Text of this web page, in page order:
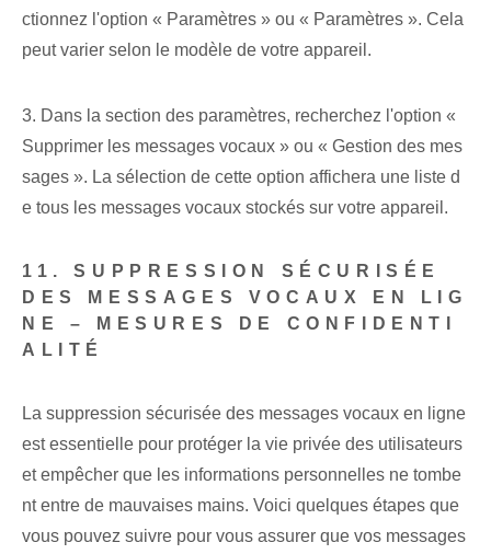
ctionnez l'option « Paramètres » ou « Paramètres ». Cela
peut varier selon le modèle de votre appareil.
3. Dans la section des paramètres, recherchez l'option «
Supprimer les messages vocaux » ou « Gestion des mes
sages ». La sélection de cette option affichera une liste d
e tous les messages vocaux stockés sur votre appareil.
11. SUPPRESSION SÉCURISÉE
DES MESSAGES VOCAUX EN LIG
NE – MESURES DE CONFIDENTI
ALITÉ
La suppression sécurisée des messages vocaux en ligne
est essentielle pour protéger la vie privée des utilisateurs
et empêcher que les informations personnelles ne tombe
nt entre de mauvaises mains. Voici quelques étapes que
vous pouvez suivre pour vous assurer que vos messages